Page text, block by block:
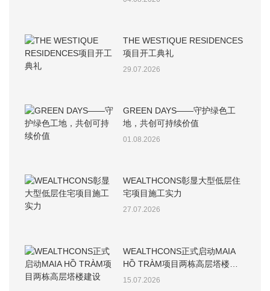
THE WESTIQUE RESIDENCES
项目开工典礼
29.07.2026
GREEN DAYS——守护绿色工
地，共创可持续价值
01.08.2026
WEALTHCONS彰显大型低层住
宅项目施工实力
27.07.2026
WEALTHCONS正式启动MAIA
HỒ TRÀM项目两栋高层塔楼建
设
15.07.2026